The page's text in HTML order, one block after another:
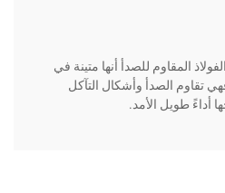
المقاوم للصدأ أنها متينة في
تقاوم الصدأ وأشكال التآكل
أداءً طويل الأمد.